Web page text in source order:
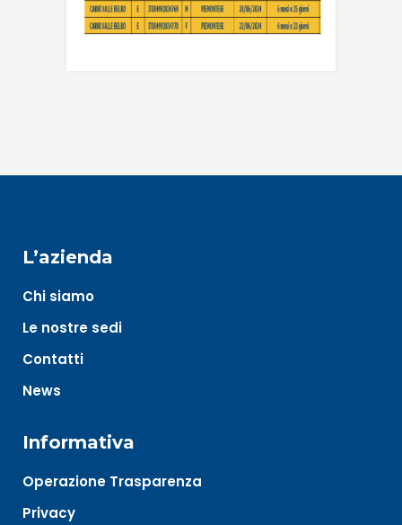
L’azienda
Chi siamo
Le nostre sedi
Contatti
News
Informativa
Operazione Trasparenza
Privacy